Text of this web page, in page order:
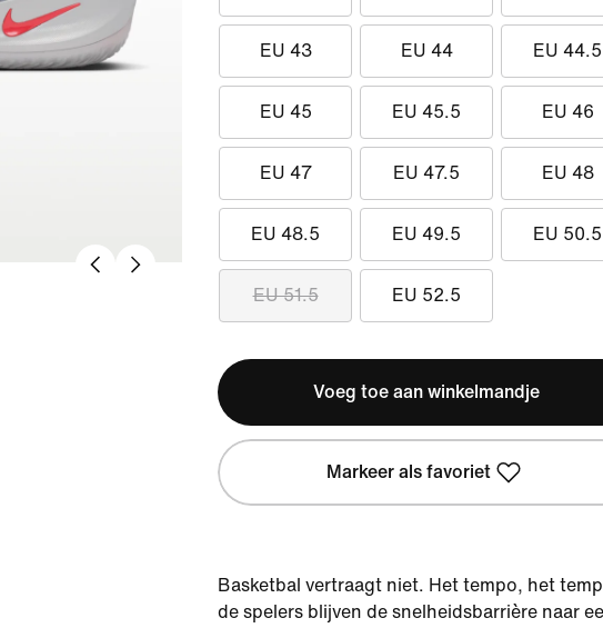
EU 43 EU 44 EU 44.5
EU 45 EU 45.5 EU 46
EU 47 EU 47.5 EU 48
EU 48.5 EU 49.5 EU 50.5
EU 51.5 EU 52.5
Voeg toe aan winkelmandje
Markeer als favoriet
Basketbal vertraagt niet. Het tempo, het
de spelers blijven de snelheidsbarrière naar